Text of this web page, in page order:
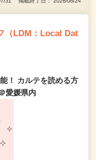
（LDM：Local Dat
！ カルテを読める方
愛媛県内